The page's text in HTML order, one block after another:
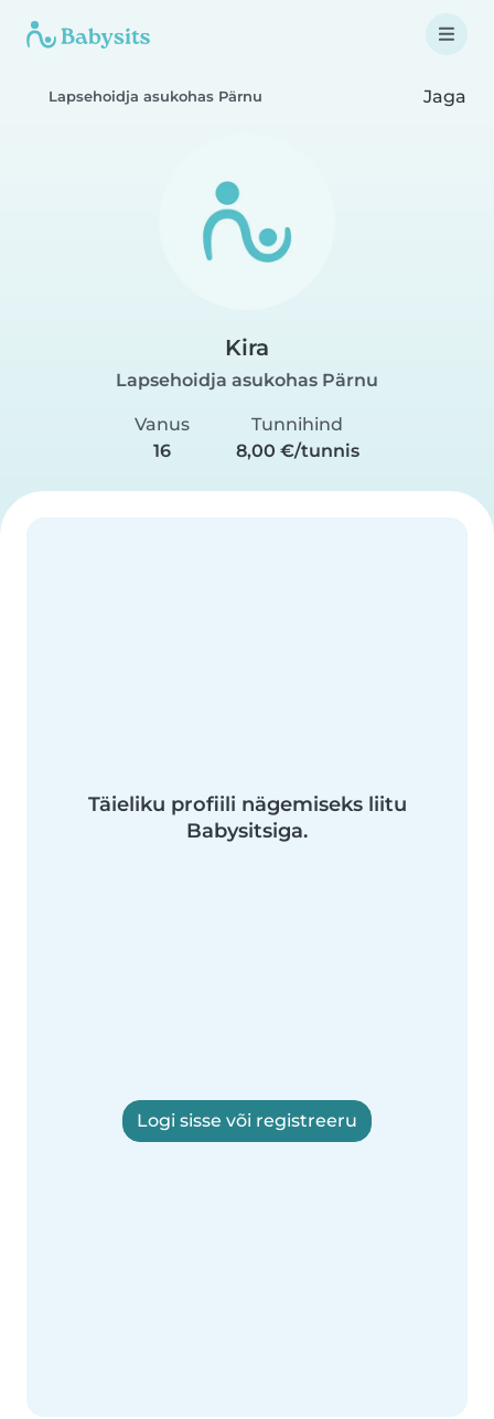
Lapsehoidja asukohas Pärnu Jaga
Kira
Lapsehoidja asukohas Pärnu
Vanus
16
Tunnihind
8,00 €/tunnis
Täieliku profiili nägemiseks liitu
Babysitsiga.
Logi sisse või registreeru